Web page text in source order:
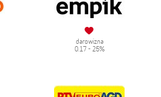
darowizna
0.17 - 25%